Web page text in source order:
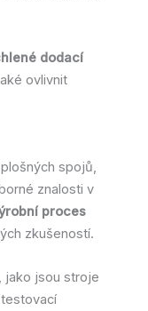
dodací
ovlivnit
spojů,
znalosti v
proces
zkušeností.
jako jsou stroje